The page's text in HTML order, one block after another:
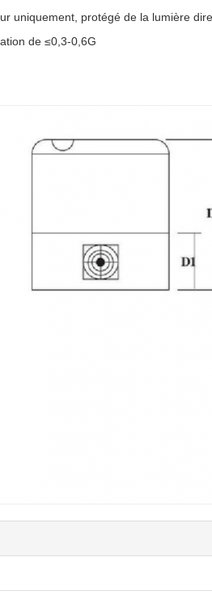
uniquement, protégé de la lumière
de ≤0,3-0,6G